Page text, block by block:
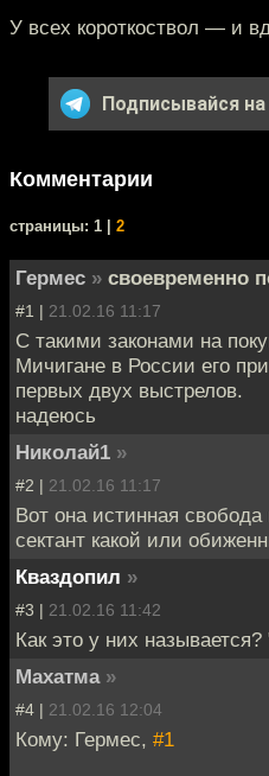
У всех короткоствол — и
Подписывайся
Комментарии
cтраницы: 1 | 2
Гермес » своевременно
#1 | 21.02.16 11:17
С такими законами на
Мичигане в России его
первых двух выстрелов.
надеюсь
Николай1 »
#2 | 21.02.16 11:17
Вот она истинная
сектант какой или
Кваздопил »
#3 | 21.02.16 11:42
Как это у них
Махатма »
#4 | 21.02.16 12:04
Кому: Гермес, #1